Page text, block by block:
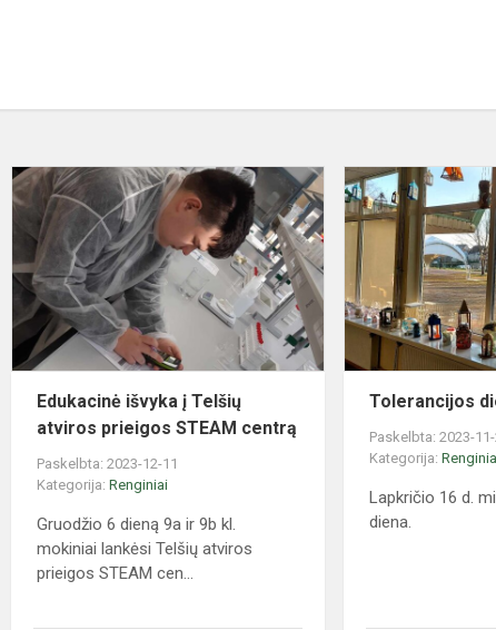
Anglų
kalbos
konferencija
Edukacinė
išvyka
į
Telšių
atviros
prieigos
STEAM
centrą
Edukacinė išvyka į Telšių
atviros prieigos STEAM centrą
Paskelbta: 2023-12-11
Kategorija:Renginiai
Gruodžio 6 dieną 9a ir 9b kl.
mokiniai lankėsi Telšių atviros
prieigos STEAM cen...
Tolerancijos
Paskelbta: 2023-
Kategorija:
Lapkričio 16 d.
diena.